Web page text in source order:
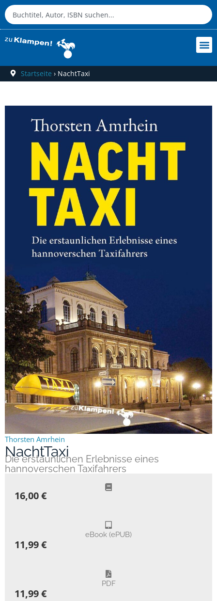
Startseite › NachtTaxi
Thorsten Amrhein
NachtTaxi
Die erstaunlichen Erlebnisse eines
hannoverschen Taxifahrers
16,00 €
eBook (ePUB)
11,99 €
PDF
11,99 €